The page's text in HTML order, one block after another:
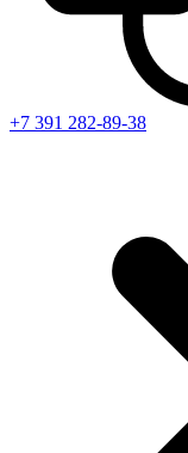
+7 391 282-89-38